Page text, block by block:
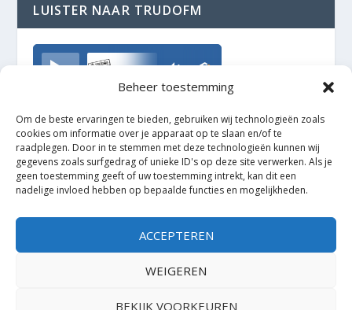
Beheer toestemming
Om de beste ervaringen te bieden, gebruiken wij technologieën zoals
cookies om informatie over je apparaat op te slaan en/of te
raadplegen. Door in te stemmen met deze technologieën kunnen wij
gegevens zoals surfgedrag of unieke ID's op deze site verwerken. Als je
geen toestemming geeft of uw toestemming intrekt, kan dit een
nadelige invloed hebben op bepaalde functies en mogelijkheden.
ACCEPTEREN
WEIGEREN
BEKIJK VOORKEUREN
LUISTER NAAR TRUDOFM
TrudoFM